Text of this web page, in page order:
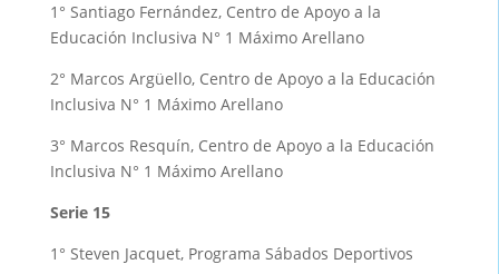
1° Santiago Fernández, Centro de Apoyo a la
Educación Inclusiva N° 1 Máximo Arellano
2° Marcos Argüello, Centro de Apoyo a la Educación
Inclusiva N° 1 Máximo Arellano
3° Marcos Resquín, Centro de Apoyo a la Educación
Inclusiva N° 1 Máximo Arellano
Serie 15
1° Steven Jacquet, Programa Sábados Deportivos